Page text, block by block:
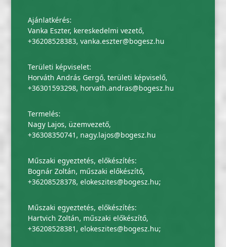
Ajánlatkérés:
Vanka Eszter, kereskedelmi vezető,
+36208528383, vanka.eszter@bogesz.hu
Területi képviselet:
Horváth András Gergő, területi képviselő,
+36301593298, horvath.andras@bogesz.hu
Termelés:
Nagy Lajos, üzemvezető,
+36308350741 , nagy.lajos@bogesz.hu
Műszaki egyeztetés, előkészítés:
Bognár Zoltán, műszaki előkészítő,
+36208528378, elokeszites@bogesz.hu;
Műszaki egyeztetés, előkészítés:
Hartvich Zoltán, műszaki előkészítő,
+36208528381 , elokeszites@bogesz.hu;